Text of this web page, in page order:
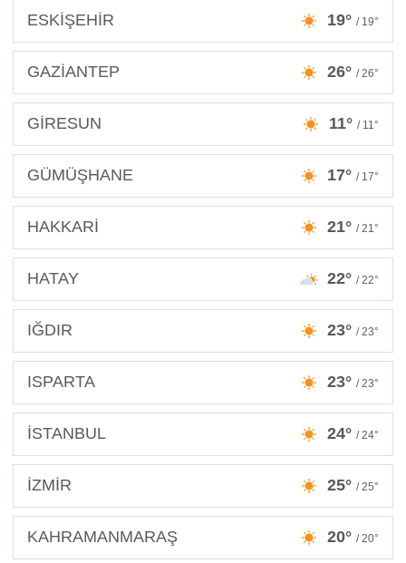
ESKİŞEHİR 19° / 19°
GAZİANTEP 26° / 26°
GİRESUN 11° / 11°
GÜMÜŞHANE 17° / 17°
HAKKARİ 21° / 21°
HATAY 22° / 22°
IĞDIR 23° / 23°
ISPARTA 23° / 23°
İSTANBUL 24° / 24°
İZMİR 25° / 25°
KAHRAMANMARAŞ 20° / 20°